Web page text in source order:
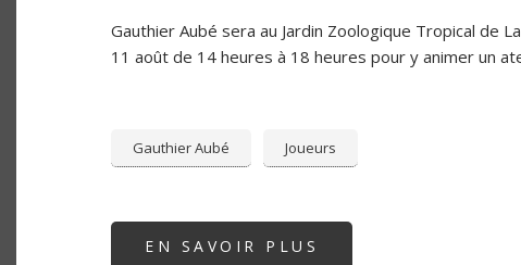
Gauthier Aubé sera au Jardin Zoologique Tropical de
11 août de 14 heures à 18 heures pour y animer un
Gauthier Aubé Joueurs
EN SAVOIR PLUS